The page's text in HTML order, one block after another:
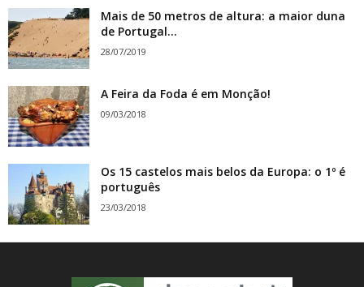
Mais de 50 metros de altura: a maior duna
de Portugal...
28/07/2019
A Feira da Foda é em Monção!
09/03/2018
Os 15 castelos mais belos da Europa: o 1º é
português
23/03/2018